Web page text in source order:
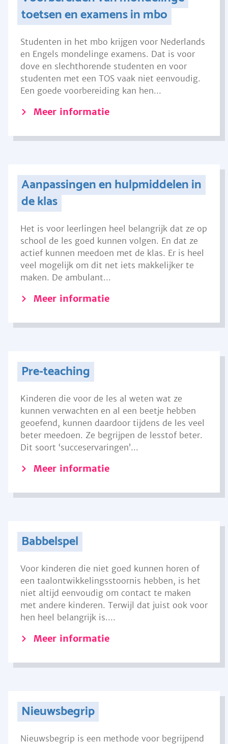
toetsen en examens in mbo
Studenten in het mbo krijgen voor Nederlands
en Engels mondelinge examens. Dat is voor
dove en slechthorende studenten en voor
studenten met een TOS vaak niet eenvoudig.
Een goede voorbereiding kan hen...
Meer informatie
Aanpassingen en hulpmiddelen in
de klas
Het is voor leerlingen heel belangrijk dat ze op
school de les goed kunnen volgen. En dat ze
actief kunnen meedoen met de klas. Er is heel
veel mogelijk om dit net iets makkelijker te
maken. De ambulant...
Meer informatie
Pre-teaching
Kinderen die voor de les al weten wat ze
kunnen verwachten en al een beetje hebben
geoefend, kunnen daardoor tijdens de les veel
beter meedoen. Ze begrijpen de lesstof beter.
Dit soort ‘succeservaringen’...
Meer informatie
Babbelspel
Voor kinderen die niet goed kunnen horen of
een taalontwikkelingsstoornis hebben, is het
niet altijd eenvoudig om contact te maken
met andere kinderen. Terwijl dat juist ook voor
hen heel belangrijk is....
Meer informatie
Nieuwsbegrip
Nieuwsbegrip is een methode voor begrijpend